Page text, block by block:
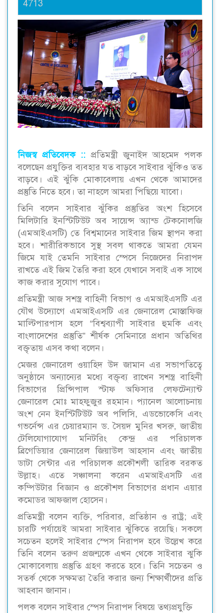
4713
নিজস্ব প্রতিবেদক :: প্রতিমন্ত্রী জুনাইদ আহমেদ পলক
বলেছেন প্রযুক্তির ব্যবহার যত বাড়বে সাইবার ঝুঁকিও তত
বাড়বে। এই ঝুঁকি মোকাবেলায় এখন থেকে আমাদের
প্রস্তুতি নিতে হবে। তা নাহলে আমরা পিছিয়ে যাবো।
তিনি বলেন সাইবার ঝুঁকির প্রস্তুতির অংশ হিসেবে
মিলিটারি ইনস্টিটিউট অব সায়েন্স অ্যান্ড টেকনোলজি
(এমআইএসটি) তে বিশ্বমানের সাইবার জিম স্থাপন করা
হবে। শারীরিকভাবে সুস্থ সবল থাকতে আমরা যেমন
জিমে যাই তেমনি সাইবার স্পেসে নিজেদের নিরাপদ
রাখতে এই জিম তৈরি করা হবে যেখানে সবাই এক সাথে
কাজ করার সুযোগ পাবে।
প্রতিমন্ত্রী আজ সশস্ত্র বাহিনী বিভাগ ও এমআইএসটি এর
যৌথ উদ্যোগে এমআইএসটি এর জেনারেল মোস্তাফিজ
মাল্টিপারপাস হলে “বিশ্বব্যাপী সাইবার হুমকি এবং
বাংলাদেশের প্রস্তুতি” শীর্ষক সেমিনারে প্রধান অতিথির
বক্তৃতায় এসব কথা বলেন।
মেজর জেনারেল ওয়াহিদ উদ জামান এর সভাপতিত্বে
অনুষ্ঠানে অন্যান্যের মধ্যে বক্তৃব্য রাখেন সশস্ত্র বাহিনী
বিভাগের প্রিন্সিপাল স্টাফ অফিসার লেফটেন্যান্ট
জেনারেল মোঃ মাহফুজুর রহমান। প্যানেল আলোচনায়
অংশ নেন ইনস্টিটিউট অব পলিসি, এডভোকেসি এবং
গভর্নেন্স এর চেয়ারম্যান ড. সৈয়দ মুনির খসরু, জাতীয়
টেলিযোগাযোগ মনিটরিং কেন্দ্র এর পরিচালক
ব্রিগেডিয়ার জেনারেল জিয়াউল আহসান এবং জাতীয়
ডাটা সেন্টার এর পরিচালক প্রকৌশলী তারিক বরকত
উল্লাহ। এতে সঞ্চালনা করেন এমআইএসটি এর
কম্পিউটার বিজ্ঞান ও প্রকৌশল বিভাগের প্রধান এয়ার
কমোডর আফজাল হোসেন।
প্রতিমন্ত্রী বলেন ব্যক্তি, পরিবার, প্রতিষ্ঠান ও রাষ্ট্র; এই
চারটি পর্যায়েই আমরা সাইবার ঝুঁকিতে রয়েছি। সকলে
সচেতন হলেই সাইবার স্পেস নিরাপদ হবে উল্লেখ করে
তিনি বলেন তরুণ প্রজন্মকে এখন থেকে সাইবার ঝুকি
মোকাবেলায় প্রস্তুতি গ্রহণ করতে হবে। তিনি সচেতন ও
সতর্ক থেকে সক্ষমতা তৈরি করার জন্য শিক্ষার্থীদের প্রতি
আহবান জানান।
পলক বলেন সাইবার স্পেস নিরাপদ বিষয়ে তথ্যপ্রযুক্তি